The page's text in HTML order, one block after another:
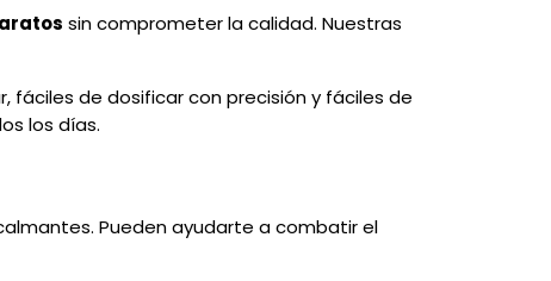
sin comprometer la calidad. Nuestras
de dosificar con precisión y fáciles de
los días.
Pueden ayudarte a combatir el